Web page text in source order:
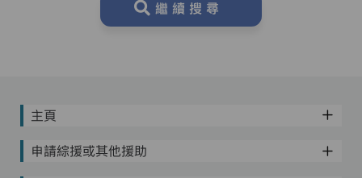
繼續搜尋
主頁
申請綜援或其他援助